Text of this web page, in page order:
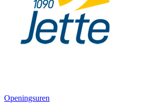
Openingsuren